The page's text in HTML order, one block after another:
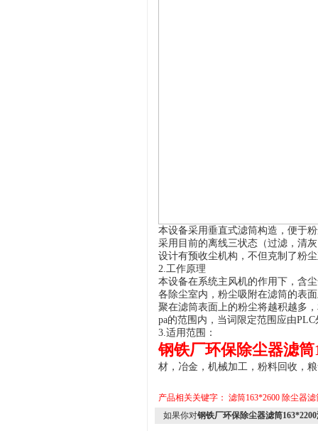
本设备采用垂直式滤筒构造，便于
采用目前的离线三状态（过滤，清
设计有预收尘机构，不但克制了粉
2.工作原理
本设备在系统主风机的作用下，含
各除尘室内，粉尘吸附在滤筒的表
聚在滤筒表面上的粉尘将越积越多
pa的范围内，当词限定范围应由
3.适用范围：
钢铁厂环保除尘器滤筒
材，冶金，机械加工，粉料回收，
产品相关关键字： 滤筒163*2600 除尘器滤
如果你对钢铁厂环保除尘器滤筒